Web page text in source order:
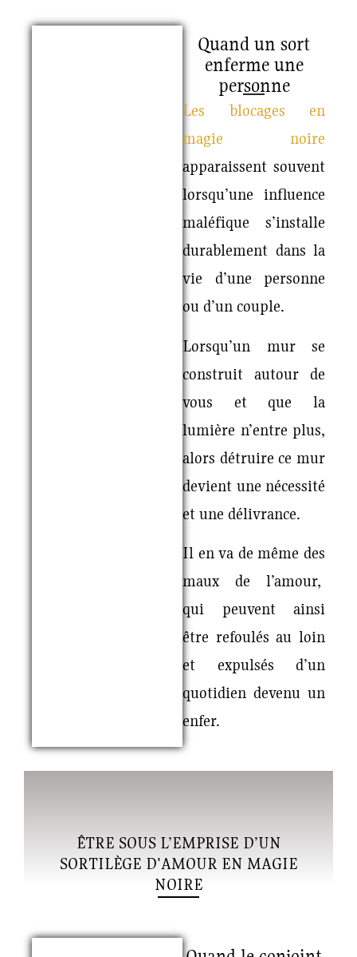
Quand un sort
enferme une
personne
Les blocages en
magie noire
apparaissent souvent
lorsqu’une influence
maléfique s’installe
durablement dans la
vie d’une personne
ou d’un couple.
Lorsqu’un mur se
construit autour de
vous et que la
lumière n’entre plus,
alors détruire ce mur
devient une nécessité
et une délivrance.
Il en va de même des
maux de l’amour,
qui peuvent ainsi
être refoulés au loin
et expulsés d’un
quotidien devenu un
enfer.
ÊTRE SOUS L’EMPRISE D’UN
SORTILÈGE D'AMOUR EN MAGIE
NOIRE